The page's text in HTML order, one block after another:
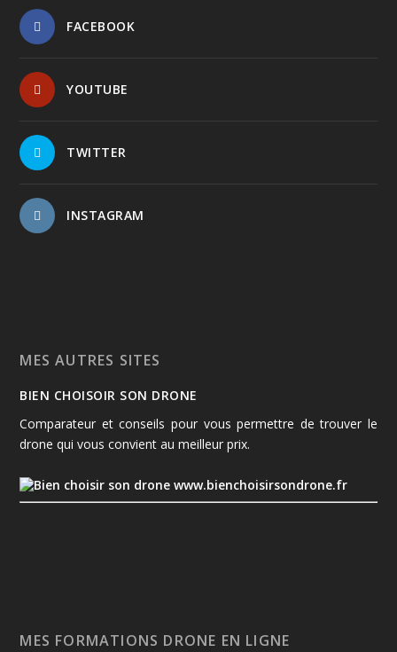
FACEBOOK
YOUTUBE
TWITTER
INSTAGRAM
MES AUTRES SITES
BIEN CHOISOIR SON DRONE
Comparateur et conseils pour vous permettre de trouver le
drone qui vous convient au meilleur prix.
www.bienchoisirsondrone.fr
MES FORMATIONS DRONE EN LIGNE